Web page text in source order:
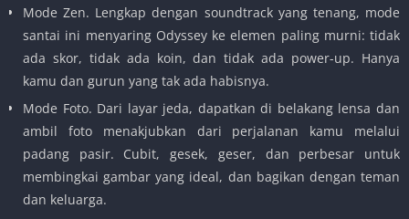
Mode Zen. Lengkap dengan soundtrack yang tenang, mode
santai ini menyaring Odyssey ke elemen paling murni: tidak
ada skor, tidak ada koin, dan tidak ada power-up. Hanya
kamu dan gurun yang tak ada habisnya.
Mode Foto. Dari layar jeda, dapatkan di belakang lensa dan
ambil foto menakjubkan dari perjalanan kamu melalui
padang pasir. Cubit, gesek, geser, dan perbesar untuk
membingkai gambar yang ideal, dan bagikan dengan teman
dan keluarga.